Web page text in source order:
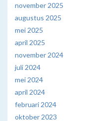
november 2025
augustus 2025
mei 2025
april 2025
november 2024
juli 2024
mei 2024
april 2024
februari 2024
oktober 2023